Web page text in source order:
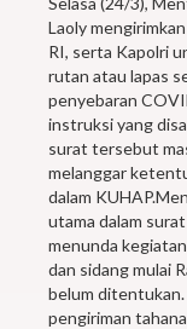
Laoly
RI, serta Kapolri
rutan atau lapas
penyebaran
instruksi yang
surat tersebut
melanggar
dalam
utama dalam
menunda
dan sidang mulai
belum ditentukan.
pengiriman